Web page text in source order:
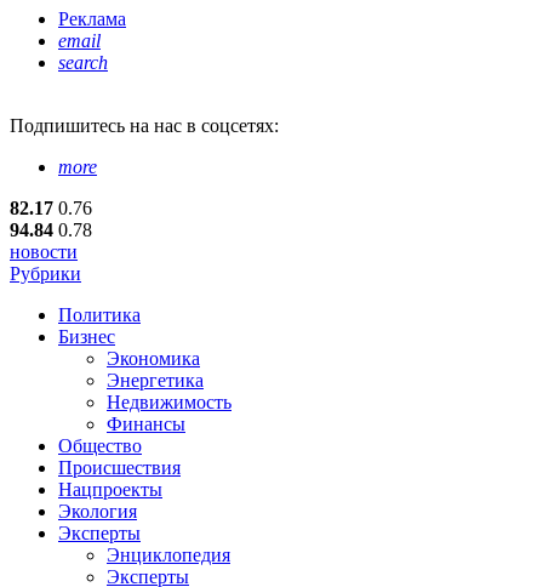
Реклама
email
search
Подпишитесь на нас в соцсетях:
more
82.17 0.76
94.84 0.78
новости
Рубрики
Политика
Бизнес
Экономика
Энергетика
Недвижимость
Финансы
Общество
Происшествия
Нацпроекты
Экология
Эксперты
Энциклопедия
Эксперты